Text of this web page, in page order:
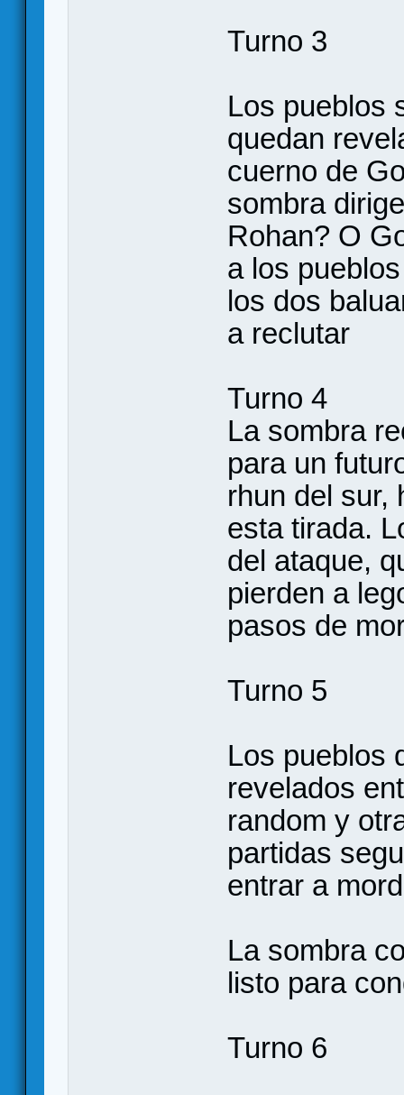
Turno 3
Los pueblos
quedan
cuerno de
sombra
Rohan? O
a los
los dos
a reclutar
Turno 4
La sombra
para un
rhun del sur,
esta tirada.
del ataque,
pierden a
pasos de
Turno 5
Los pueblos
revelados
random y
partidas
entrar a
La sombra
listo para
Turno 6